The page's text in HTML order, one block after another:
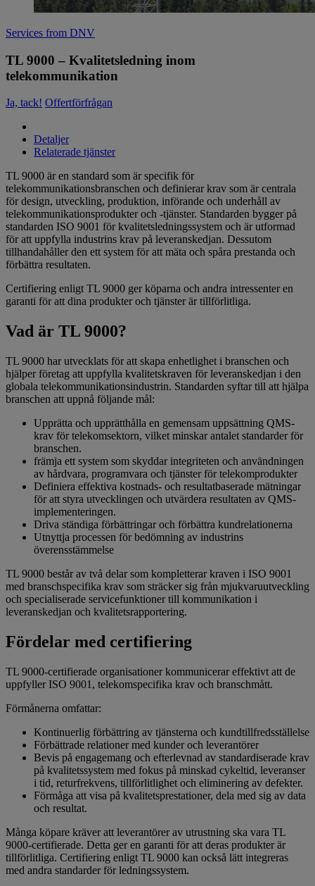
Services from DNV
TL 9000 – Kvalitetsledning inom
telekommunikation
Ja, tack! Offertförfrågan
Detaljer
Relaterade tjänster
TL 9000 är en standard som är specifik för
telekommunikationsbranschen och definierar krav som är centrala
för design, utveckling, produktion, införande och underhåll av
telekommunikationsprodukter och -tjänster. Standarden bygger på
standarden ISO 9001 för kvalitetsledningssystem och är utformad
för att uppfylla industrins krav på leveranskedjan. Dessutom
tillhandahåller den ett system för att mäta och spåra prestanda och
förbättra resultaten.
Certifiering enligt TL 9000 ger köparna och andra intressenter en
garanti för att dina produkter och tjänster är tillförlitliga.
Vad är TL 9000?
TL 9000 har utvecklats för att skapa enhetlighet i branschen och
hjälper företag att uppfylla kvalitetskraven för leveranskedjan i den
globala telekommunikationsindustrin. Standarden syftar till att hjälpa
branschen att uppnå följande mål:
Upprätta och upprätthålla en gemensam uppsättning QMS-
krav för telekomsektorn, vilket minskar antalet standarder för
branschen.
främja ett system som skyddar integriteten och användningen
av hårdvara, programvara och tjänster för telekomprodukter
Definiera effektiva kostnads- och resultatbaserade mätningar
för att styra utvecklingen och utvärdera resultaten av QMS-
implementeringen.
Driva ständiga förbättringar och förbättra kundrelationerna
Utnyttja processen för bedömning av industrins
överensstämmelse
TL 9000 består av två delar som kompletterar kraven i ISO 9001
med branschspecifika krav som sträcker sig från mjukvaruutveckling
och specialiserade servicefunktioner till kommunikation i
leveranskedjan och kvalitetsrapportering.
Fördelar med certifiering
TL 9000-certifierade organisationer kommunicerar effektivt att de
uppfyller ISO 9001, telekomspecifika krav och branschmått.
Förmånerna omfattar:
Kontinuerlig förbättring av tjänsterna och kundtillfredsställelse
Förbättrade relationer med kunder och leverantörer
Bevis på engagemang och efterlevnad av standardiserade krav
på kvalitetssystem med fokus på minskad cykeltid, leveranser
i tid, returfrekvens, tillförlitlighet och eliminering av defekter.
Förmåga att visa på kvalitetsprestationer, dela med sig av data
och resultat.
Många köpare kräver att leverantörer av utrustning ska vara TL
9000-certifierade. Detta ger en garanti för att deras produkter är
tillförlitliga. Certifiering enligt TL 9000 kan också lätt integreras
med andra standarder för ledningssystem.